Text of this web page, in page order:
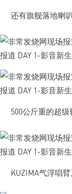
还有旗舰落地喇
500公斤重的超
KUZIMA气浮唱